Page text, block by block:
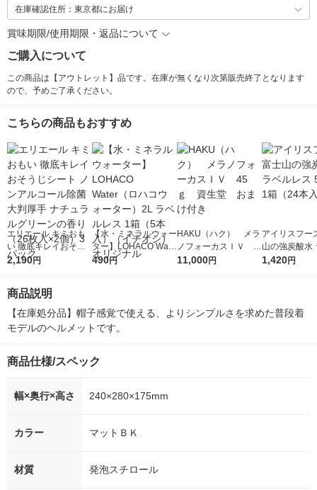
在庫確認住所：東京都にお届け
賞味期限/使用期限・返品について
ご購入について
この商品は【アウトレット】品です。在庫が無くなり次第販売終了となります
ので、予めご了承ください。
こちらの商品もおすすめ
エリエール キミおも
い 徹底キレイおそう
じシート ノンアルコ
り（26枚入×2個）3パ
ック
2,190円
【水・ミネラルウォー
ター】LOHACO Wate
r（ロハコウォータ
490円
HAKU（ハク） メラ
ノフォーカスＩＶ 4
5ｇ 資生堂 おまけ
11,000円
アイリスフー
山の強炭酸水
レス 500ml 1
1,420円
商品説明
【在庫処分品】帽子感覚で使える、よりシンプルさを求めた普段着
モデルのヘルメットです。
商品仕様/スペック
幅×奥行×高さ 240×280×175mm
カラー マットＢＫ
材質 発泡スチロール